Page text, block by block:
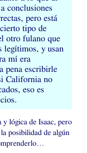
conclusiones
pero está
tipo de
otro fulano que
legítimos, y usan
mí era
pena escribirle
California no
eso es
lógica de Isaac, pero
posibilidad de algún